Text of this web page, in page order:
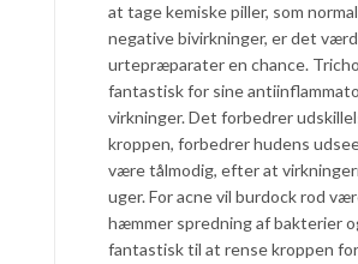
at tage kemiske piller, som
negative bivirkninger, er det
urtepræparater en chance.
fantastisk for sine
virkninger. Det forbedrer
kroppen, forbedrer hudens
være tålmodig, efter at
uger. For acne vil burdock rod
hæmmer spredning af bakterier
fantastisk til at rense kroppen